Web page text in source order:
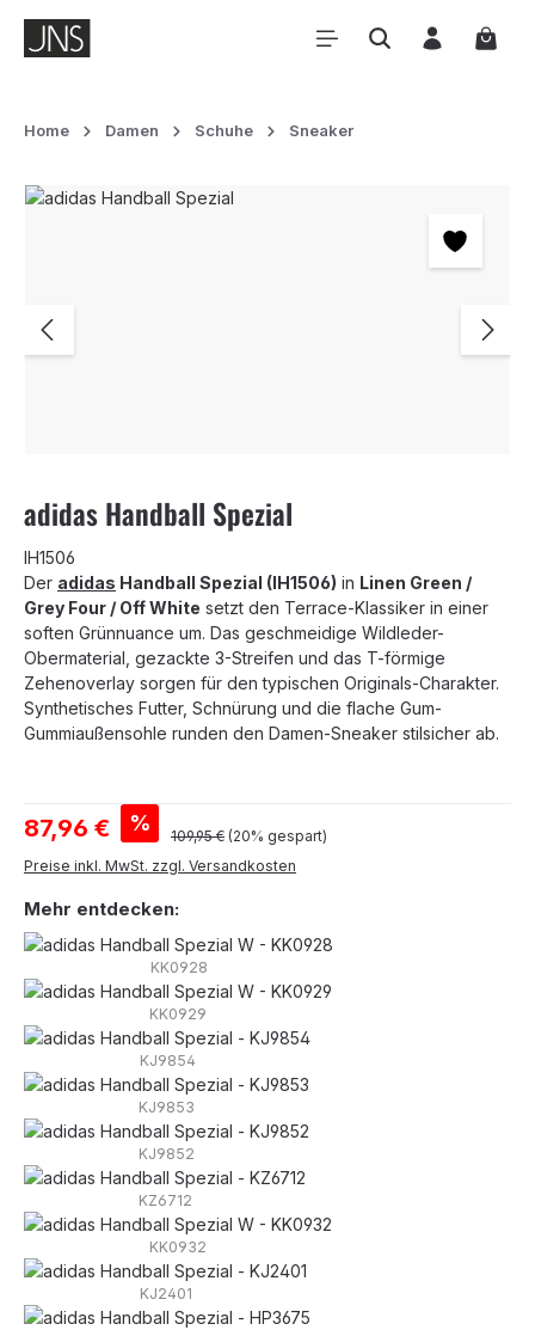
Zum Hauptinhalt springen
Home Damen Schuhe Sneaker
Bildergalerie überspringen
adidas Handball Spezial
IH1506
Der adidas Handball Spezial (IH1506) in Linen Green /
Grey Four / Off White setzt den Terrace-Klassiker in einer
soften Grünnuance um. Das geschmeidige Wildleder-
Obermaterial, gezackte 3-Streifen und das T-förmige
Zehenoverlay sorgen für den typischen Originals-Charakter.
Synthetisches Futter, Schnürung und die flache Gum-
Gummiaußensohle runden den Damen-Sneaker stilsicher ab.
Verkaufspreis:
87,96 € % Regulärer Preis:
109,95 € (20% gespart)
Preise inkl. MwSt. zzgl. Versandkosten
Mehr entdecken:
KK0928
KK0929
KJ9854
KJ9853
KJ9852
KZ6712
KK0932
KJ2401